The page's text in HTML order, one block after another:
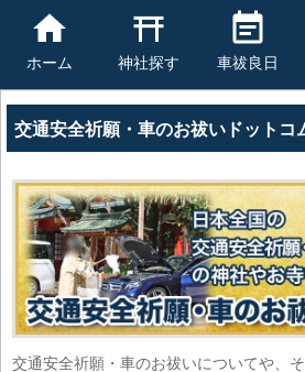
ホーム 神社探す 車祓良日
交通安全祈願・車のお祓いドットコ
交通安全祈願・車のお祓いについてや、